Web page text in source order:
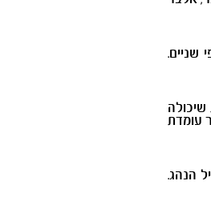
שניים.
וחובה תוספת שיכולה
עומדת
הנהג.